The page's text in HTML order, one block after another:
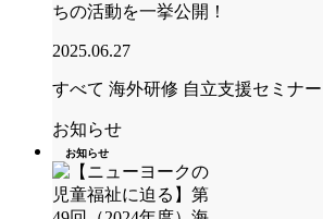
ちの活動を一挙公開！
2025.06.27
すべて 海外研修 自立支援セミナー
お知らせ
お知らせ